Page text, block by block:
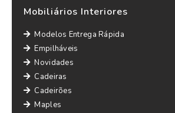
Mobiliários Interiores
Modelos Entrega Rápida
Empilháveis
Novidades
Cadeiras
Cadeirões
Maples